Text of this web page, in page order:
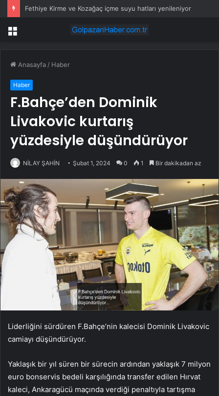
Fethiye Kirme ve Kozağaç içme suyu hatları yenileniyor
Menü
Anasayfa / Haber
Haber
F.Bahçe’den Dominik
Livakovic kurtarış
yüzdesiyle düşündürüyor
NİLAY ŞAHİN Şubat 1, 2024 0 1 Bir dakikadan az
Liderliğini sürdüren F.Bahçe’nin kalecisi Dominik Livakovic
camiayı düşündürüyor.
Yaklaşık bir yıl süren bir sürecin ardından yaklaşık 7 milyon
euro bonservis bedeli karşılığında transfer edilen Hırvat
kaleci, Ankaragücü maçında verdiği penaltıyla tartışma